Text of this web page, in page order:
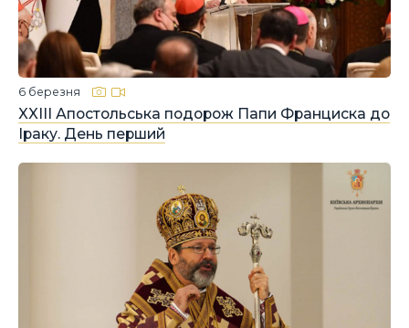
XXIII Апостольська подорож Папи Франциска до
Іраку. День перший
6 березня